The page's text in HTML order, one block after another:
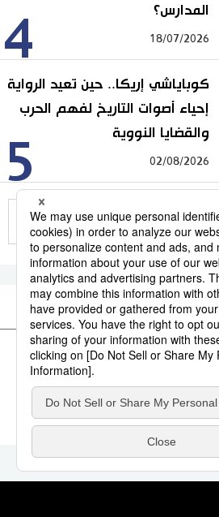
4
المدارس؟
18/07/2026
5
كوباياشي إريكا.. حين تعيد الرواية
إحياء أصوات التاريخ لفهم الحرب
والقضايا النووية
02/08/2026
للمزيد
اليابان مجتمع
اليابانية سياسة